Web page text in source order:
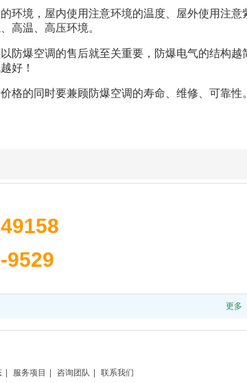
环境，屋内使用注意环境的温度、屋外使用注
高温、高压环境。
防爆空调的售后就至关重要，防爆电气的结构
好！
格的同时要兼顾防爆空调的寿命、维修、可靠
更多
9529
服务项目 咨询团队 联系我们